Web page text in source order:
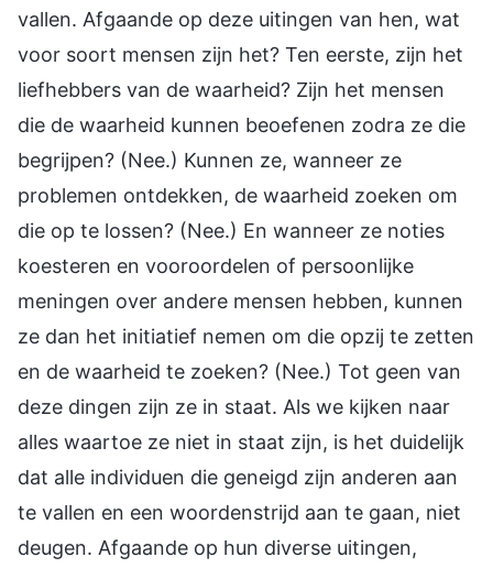
vallen. Afgaande op deze uitingen van hen, wat
voor soort mensen zijn het? Ten eerste, zijn het
liefhebbers van de waarheid? Zijn het mensen
die de waarheid kunnen beoefenen zodra ze die
begrijpen? (Nee.) Kunnen ze, wanneer ze
problemen ontdekken, de waarheid zoeken om
die op te lossen? (Nee.) En wanneer ze noties
koesteren en vooroordelen of persoonlijke
meningen over andere mensen hebben, kunnen
ze dan het initiatief nemen om die opzij te zetten
en de waarheid te zoeken? (Nee.) Tot geen van
deze dingen zijn ze in staat. Als we kijken naar
alles waartoe ze niet in staat zijn, is het duidelijk
dat alle individuen die geneigd zijn anderen aan
te vallen en een woordenstrijd aan te gaan, niet
deugen. Afgaande op hun diverse uitingen,